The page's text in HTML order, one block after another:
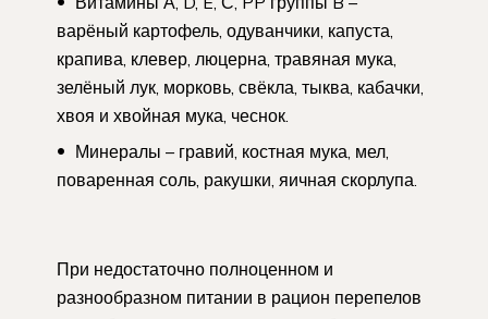
варёный картофель, одуванчики, капуста,
крапива, клевер, люцерна, травяная мука,
зелёный лук, морковь, свёкла, тыква, кабачки,
хвоя и хвойная мука, чеснок.
Минералы – гравий, костная мука, мел,
поваренная соль, ракушки, яичная скорлупа.
При недостаточно полноценном и
разнообразном питании в рацион перепелов